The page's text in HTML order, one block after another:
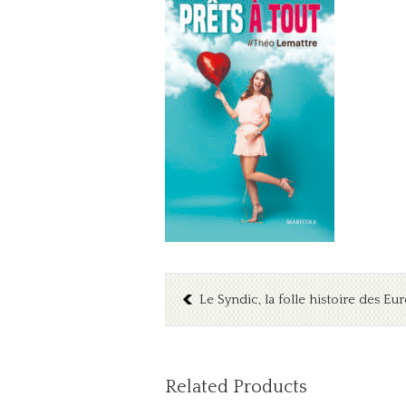
Le Syndic, la folle histoire des
Related Products